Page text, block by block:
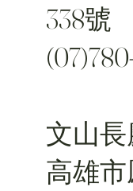
338號
文山
高雄